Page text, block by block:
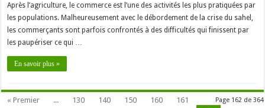
Après l’agriculture, le commerce est l’une des activités les plus pratiquées par
les populations. Malheureusement avec le débordement de la crise du sahel,
les commerçants sont parfois confrontés à des difficultés qui finissent par
les paupériser ce qui …
En savoir plus »
Page 162 de 364
« Premier ... 130 140 150 160
161